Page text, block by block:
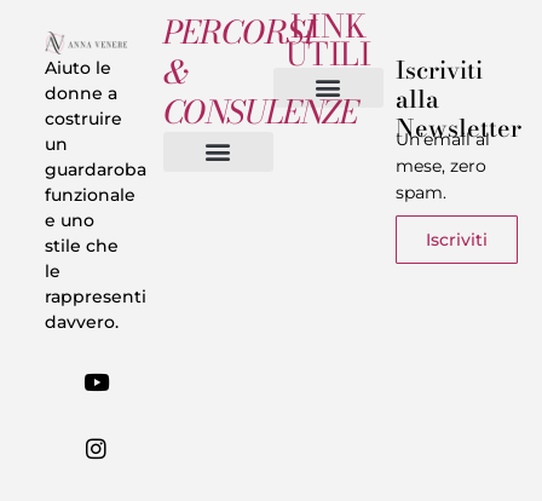
Aiuto le
donne a
costruire
un
guardaroba
funzionale
e uno
stile che
le
rappresenti
davvero.
PERCORSI
&
CONSULENZE
LINK
UTILI Iscriviti
alla
Newsletter
Un’email al
mese, zero
spam.
Iscriviti